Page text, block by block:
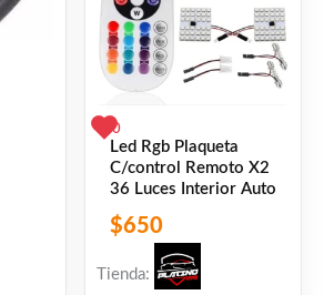
0
Led Rgb Plaqueta
C/control Remoto X2
36 Luces Interior Auto
$650
Tienda: